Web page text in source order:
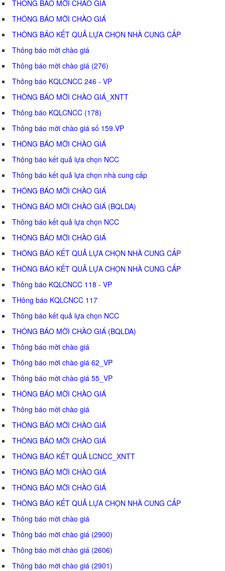
THÔNG BÁO MỜI CHÀO GIÁ
THÔNG BÁO MỜI CHÀO GIÁ
THÔNG BÁO KẾT QUẢ LỰA CHỌN NHÀ CUNG CẤP
Thông báo mời chào giá
Thông báo mời chào giá (276)
Thông báo KQLCNCC 246 - VP
THÔNG BÁO MỜI CHÀO GIÁ_XNTT
Thông báo KQLCNCC (178)
Thông báo mời chào giá số 159.VP
THÔNG BÁO MỜI CHÀO GIÁ
Thông báo kết quả lựa chọn NCC
Thông báo kết quả lựa chọn nhà cung cấp
THÔNG BÁO MỜI CHÀO GIÁ
THÔNG BÁO MỜI CHÀO GIÁ (BQLDA)
Thông báo kết quả lựa chọn NCC
THÔNG BÁO MỜI CHÀO GIÁ
THÔNG BÁO KẾT QUẢ LỰA CHỌN NHÀ CUNG CẤP
THÔNG BÁO KẾT QUẢ LỰA CHỌN NHÀ CUNG CẤP
Thông báo KQLCNCC 118 - VP
THông báo KQLCNCC 117
Thông báo kết quả lựa chọn NCC
THÔNG BÁO MỜI CHÀO GIÁ (BQLDA)
Thông báo mời chào giá
Thông báo mời chào giá 62_VP
Thông báo mời chào giá 55_VP
THÔNG BÁO MỜI CHÀO GIÁ
Thông báo mời chào giá
THÔNG BÁO MỜI CHÀO GIÁ
THÔNG BÁO MỜI CHÀO GIÁ
THÔNG BÁO KẾT QUẢ LCNCC_XNTT
THÔNG BÁO MỜI CHÀO GIÁ
THÔNG BÁO MỜI CHÀO GIÁ
THÔNG BÁO KẾT QUẢ LỰA CHỌN NHÀ CUNG CẤP
Thông báo mời chào giá
Thông báo mời chào giá (2900)
Thông báo mời chào giá (2606)
Thông báo mời chào giá (2901)